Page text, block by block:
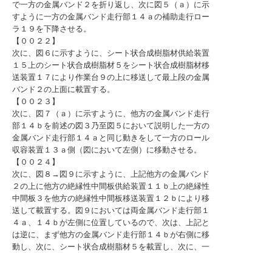
で一方の金属バンド２を折り返し、次に図５（ａ）に示
すように一方の金属バンド走行部１４ａの補助走行ロー
ラ１９を下降させる。
【００２２】
次に、図６に示すように、シート状合成樹脂材供給装置
１５上のシート状合成樹脂材５をシート状合成樹脂材移
送装置１７により作業台９の上に移送して最上段の金属
バンド２の上面に載置する。
【００２３】
次に、図７（ａ）に示すように、他方の金属バンド走行
部１４ｂを前述の図３乃至図５において説明した一方の
金属バンド走行部１４ａと同じ動きをして一方のロール
収容装置１３ａ側（図において左側）に移動させる。
【００２４】
次に、図８→図９に示すように、上記他方の金属バンド
２の上に他方の絶縁性中間板供給装置１１ｂ上の絶縁性
中間板３を他方の絶縁性中間板移送装置１２ｂにより移
送して載置する。図９においては両金属バンド走行部１
４ａ、１４ｂが左側に位置しているので、次は、上記と
は逆に、まず他方の金属バンド走行部１４ｂが右側に移
動し、次に、シート状合成樹脂材５を載置し、次に、一